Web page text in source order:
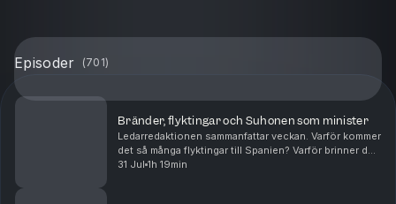
Episoder (701)
Bränder, flyktingar och Suhonen som minister
Ledarredaktionen sammanfattar veckan. Varför kommer
det så många flyktingar till Spanien? Varför brinner det
så mycket runtom i Europa? Och bör Daniel Suhonen
31 Jul 1h 19min